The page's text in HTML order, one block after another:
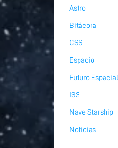
Astro
Bitácora
CSS
Espacio
Futuro Espacial
ISS
Nave Starship
Noticias